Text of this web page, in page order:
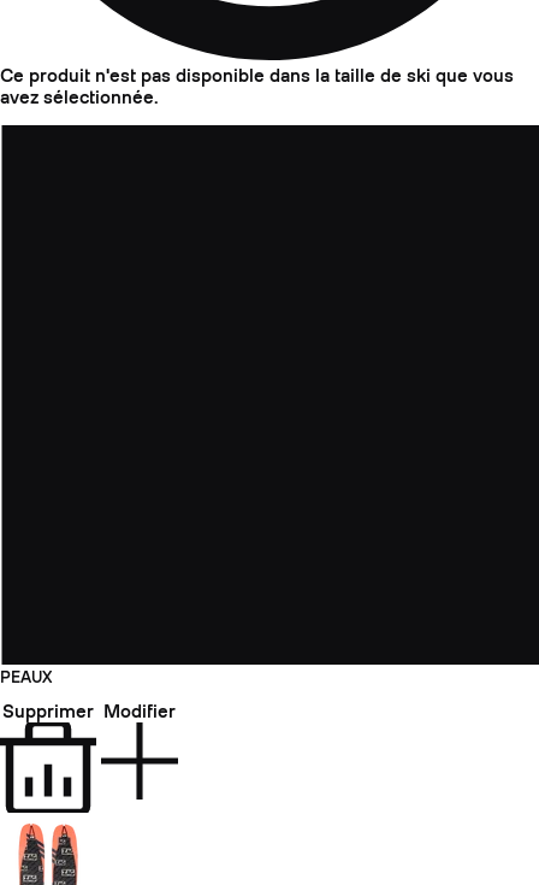
Ce produit n'est pas disponible dans la taille de ski que vous
avez sélectionnée.
PEAUX
Supprimer Modifier